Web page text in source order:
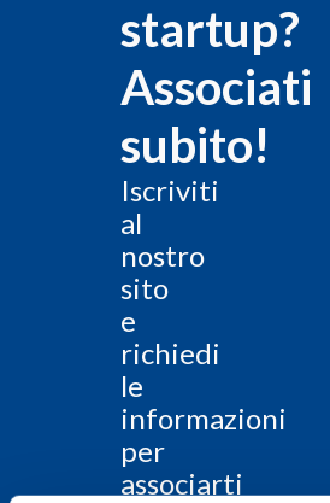
startup?
Associati
subito!
Iscriviti
al
nostro
sito
e
richiedi
le
informazioni
per
associarti